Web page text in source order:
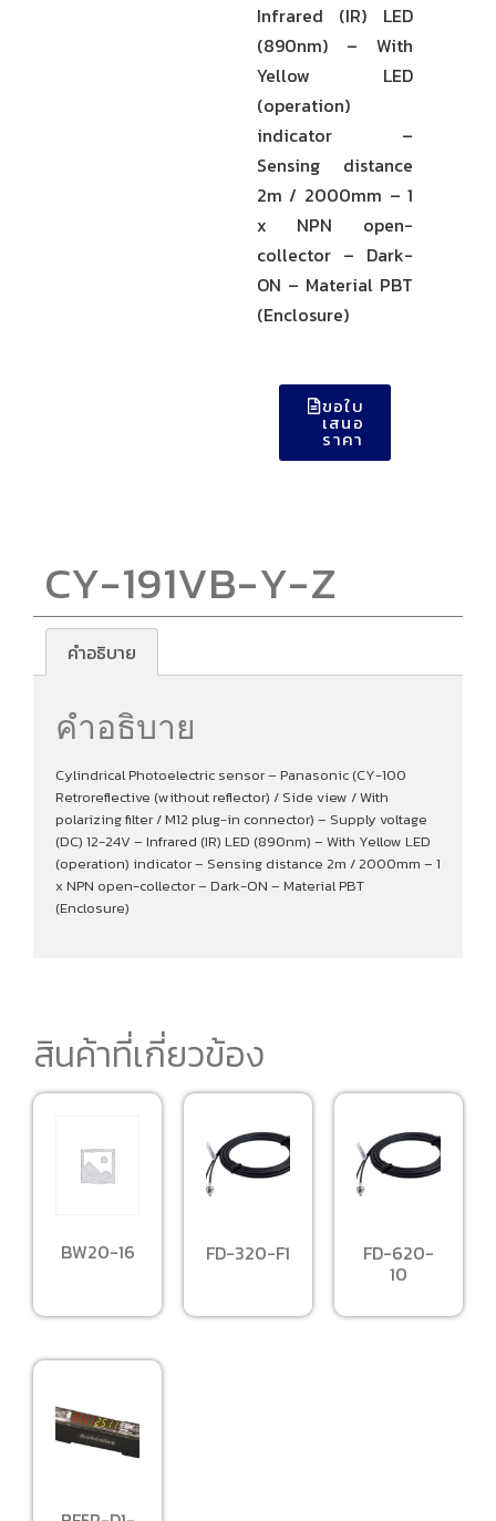
Infrared (IR) LED
(890nm) – With
Yellow LED
(operation)
indicator –
Sensing distance
2m / 2000mm – 1
x NPN open-
collector – Dark-
ON – Material PBT
(Enclosure)
ขอใบ
เสนอ
ราคา
CY-191VB-Y-Z
คำอธิบาย
คำอธิบาย
Cylindrical Photoelectric sensor – Panasonic (CY-100
Retroreflective (without reflector) / Side view / With
polarizing filter / M12 plug-in connector) – Supply voltage
(DC) 12-24V – Infrared (IR) LED (890nm) – With Yellow LED
(operation) indicator – Sensing distance 2m / 2000mm – 1
x NPN open-collector – Dark-ON – Material PBT
(Enclosure)
สินค้าที่เกี่ยวข้อง
BW20-16 FD-320-F1 FD-620-
10